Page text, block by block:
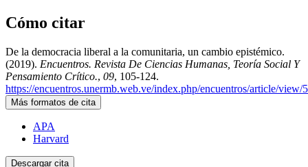
Cómo citar
De la democracia liberal a la comunitaria, un cambio epistémico.
(2019). Encuentros. Revista De Ciencias Humanas, Teoría Social Y
Pensamiento Crítico., 09, 105-124.
https://encuentros.unermb.web.ve/index.php/encuentros/article/view/
Más formatos de cita
APA
Harvard
Descargar cita